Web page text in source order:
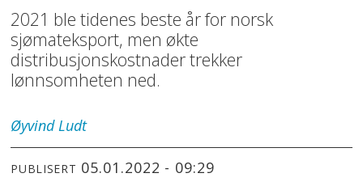
2021 ble tidenes beste år for norsk
sjømateksport, men økte
distribusjonskostnader trekker
lønnsomheten ned.
Øyvind Ludt
PUBLISERT 05.01.2022 - 09:29